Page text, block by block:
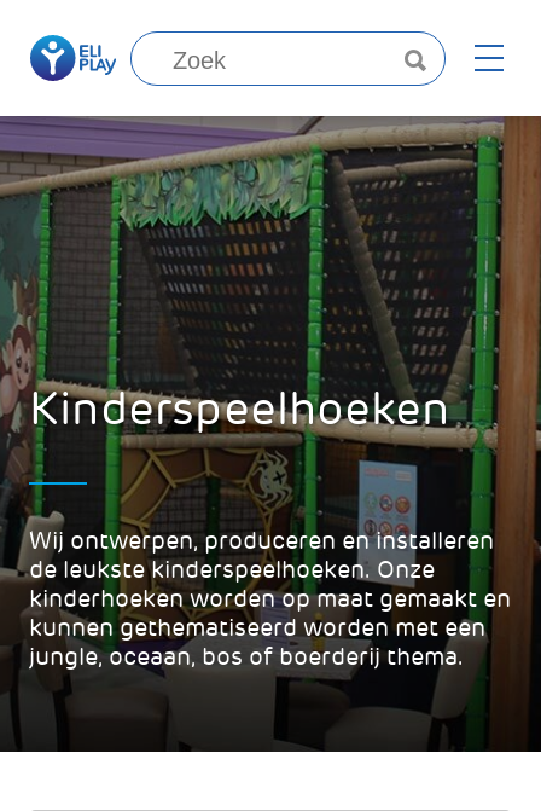
Kinderspeelhoeken
Wij ontwerpen, produceren en installeren
de leukste kinderspeelhoeken. Onze
kinderhoeken worden op maat gemaakt en
kunnen gethematiseerd worden met een
jungle, oceaan, bos of boerderij thema.